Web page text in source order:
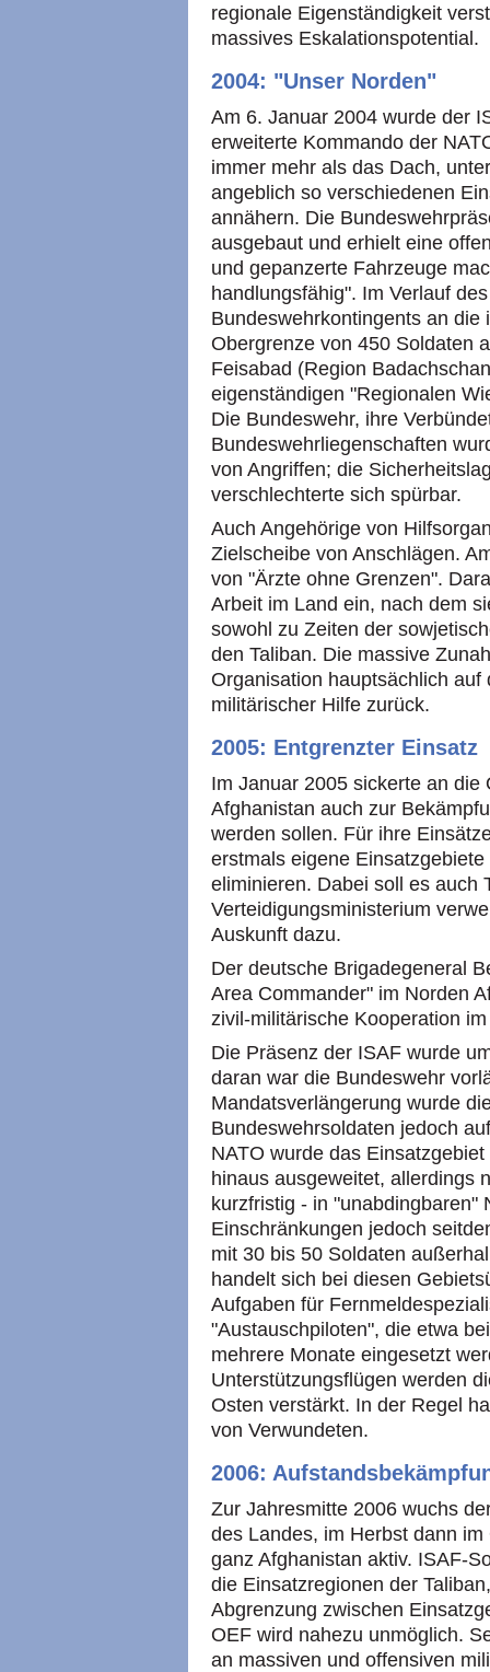
regionale Eigenständigkeit
massives Eskalationspotential.
2004: "Unser Norden"
Am 6. Januar 2004 wurde der
erweiterte Kommando der
immer mehr als das Dach,
angeblich so verschiedenen
annähern. Die
ausgebaut und erhielt eine
und gepanzerte Fahrzeuge
handlungsfähig". Im Verlauf
Bundeswehrkontingents an
Obergrenze von 450 Soldaten
Feisabad (Region
eigenständigen "Regionalen
Die Bundeswehr, ihre
Bundeswehrliegenschaften
von Angriffen; die
verschlechterte sich spürbar.
Auch Angehörige von
Zielscheibe von Anschlägen.
von "Ärzte ohne Grenzen".
Arbeit im Land ein, nach dem
sowohl zu Zeiten der
den Taliban. Die massive
Organisation hauptsächlich
militärischer Hilfe zurück.
2005: Entgrenzter Einsatz
Im Januar 2005 sickerte an
Afghanistan auch zur
werden sollen. Für ihre
erstmals eigene
eliminieren. Dabei soll es auch
Verteidigungsministerium
Auskunft dazu.
Der deutsche Brigadegeneral
Area Commander" im Norden
zivil-militärische Kooperation
Die Präsenz der ISAF wurde
daran war die Bundeswehr
Mandatsverlängerung wurde
Bundeswehrsoldaten jedoch
NATO wurde das
hinaus ausgeweitet, allerdings
kurzfristig - in "unabdingbaren"
Einschränkungen jedoch
mit 30 bis 50 Soldaten
handelt sich bei diesen
Aufgaben für
"Austauschpiloten", die etwa
mehrere Monate eingesetzt
Unterstützungsflügen werden
Osten verstärkt. In der Regel
von Verwundeten.
2006:
Zur Jahresmitte 2006 wuchs
des Landes, im Herbst dann
ganz Afghanistan aktiv. ISAF-
die Einsatzregionen der
Abgrenzung zwischen
OEF wird nahezu unmöglich.
an massiven und offensiven